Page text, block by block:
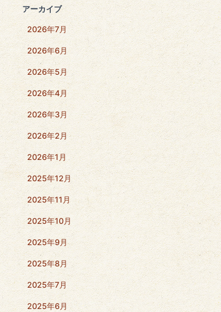
アーカイブ
2026年7月
2026年6月
2026年5月
2026年4月
2026年3月
2026年2月
2026年1月
2025年12月
2025年11月
2025年10月
2025年9月
2025年8月
2025年7月
2025年6月